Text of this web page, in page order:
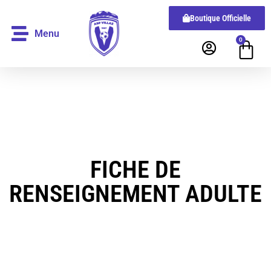
Menu
Boutique Officielle
0
FICHE DE
RENSEIGNEMENT ADULTE